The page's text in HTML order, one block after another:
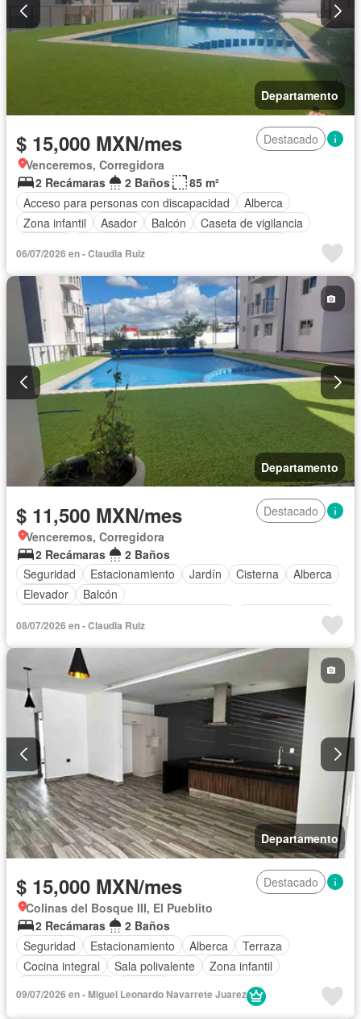
Departamento
$ 15,000 MXN/mes
Destacado
Venceremos, Corregidora
2 Recámaras
2 Baños
85 m²
Acceso para personas con discapacidad
Alberca
Zona infantil
Asador Balcón
Caseta de vigilancia
Elevador
Estacionamiento
Azotea
Sala polivalente
Seguridad
Completamente amueblado
06/07/2026 en - Claudia Ruiz
Departamento
$ 11,500 MXN/mes
Destacado
Venceremos, Corregidora
2 Recámaras
2 Baños
Seguridad
Estacionamiento Jardín Cisterna
Alberca
Elevador
Balcón
Cocina equipada
Zona infantil
Sala polivalente
Recámara con closet
08/07/2026 en - Claudia Ruiz
Departamento
$ 15,000 MXN/mes
Destacado
Colinas del Bosque III, El Pueblito
2 Recámaras
2 Baños
Seguridad
Estacionamiento Alberca
Terraza
Cocina integral
Sala polivalente
Zona infantil
Electricidad
09/07/2026 en - Miguel Leonardo Navarrete Juarez